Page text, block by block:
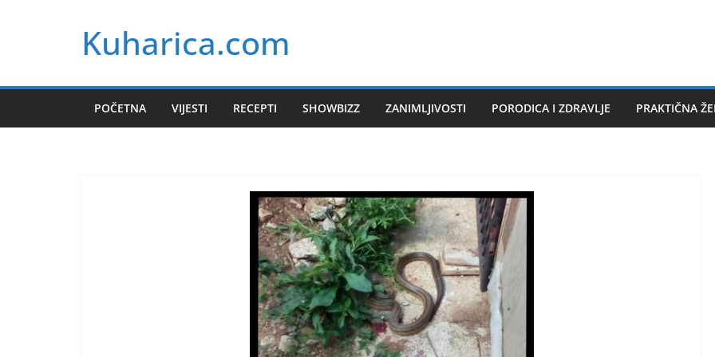
Kuharica.com
POČETNA VIJESTI RECEPTI SHOWBIZZ ZANIMLJIVOSTI PORODICA I ZDRAVLJE PRAKTIČNA